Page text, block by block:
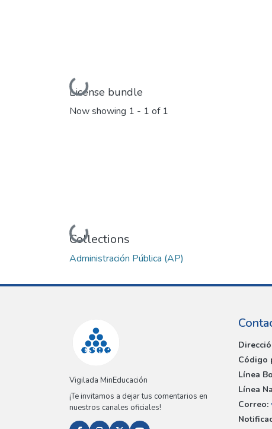
Loading...
License bundle
Now showing 1 - 1 of 1
Loading...
Collections
Administración Pública (AP)
Vigilada MinEducación
¡Te invitamos a dejar tus comentarios en
nuestros canales oficiales!
Código
Línea
Línea
Correo: